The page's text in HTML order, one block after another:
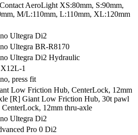
AeroLight XS:80mm, S:90mm,
M/L:110mm, L:110mm, XL:120mm
Ultegra Di2
Ultegra BR-R8170
Ultegra Di2 Hydraulic
1
press fit
Low Friction Hub, CenterLock, 12mm
[R] Giant Low Friction Hub, 30t pawl
CenterLock, 12mm thru-axle
Ultegra Di2
Pro 0 Di2